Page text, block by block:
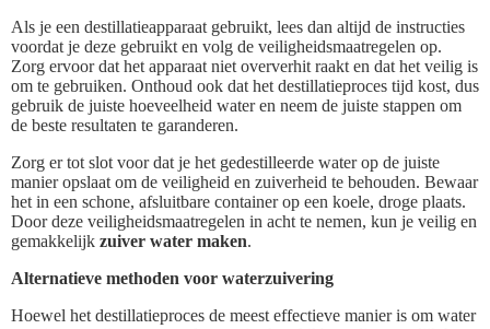
Als je een destillatieapparaat gebruikt, lees dan altijd de instructies
voordat je deze gebruikt en volg de veiligheidsmaatregelen op.
Zorg ervoor dat het apparaat niet oververhit raakt en dat het veilig is
om te gebruiken. Onthoud ook dat het destillatieproces tijd kost, dus
gebruik de juiste hoeveelheid water en neem de juiste stappen om
de beste resultaten te garanderen.
Zorg er tot slot voor dat je het gedestilleerde water op de juiste
manier opslaat om de veiligheid en zuiverheid te behouden. Bewaar
het in een schone, afsluitbare container op een koele, droge plaats.
Door deze veiligheidsmaatregelen in acht te nemen, kun je veilig en
gemakkelijk zuiver water maken.
Alternatieve methoden voor waterzuivering
Hoewel het destillatieproces de meest effectieve manier is om water